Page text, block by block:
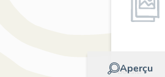
Aperçu
Dossier